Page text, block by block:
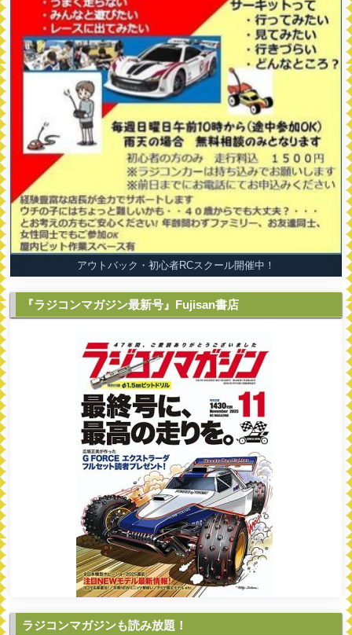
アウトバック・初心者RCスクール開催中！
『ラジコンマガジン最新号』Fujisan書店
ラジコンマガジンも読み放題！